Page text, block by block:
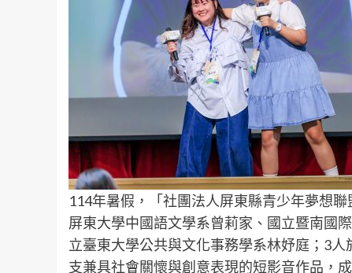
114年暑假，「社團法人屏東縣青少年夢想
屏東大學中國語文學系曾莉家、國立暨南國
立臺東大學公共與文化事務學系林妤庭；3
支兼具社會關懷與創意表現的短影音作品，